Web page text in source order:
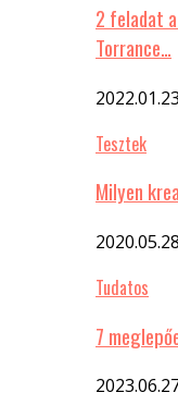
2 feladat
Torrance…
Tesztek
Milyen
Tudatos
7